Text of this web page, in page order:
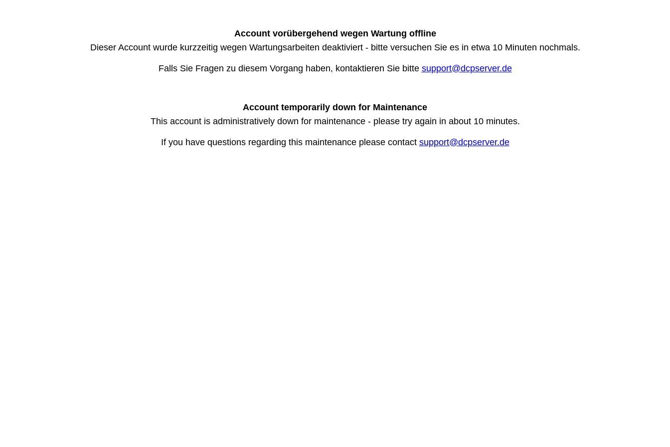
Account vorübergehend wegen Wartung offline
Dieser Account wurde kurzzeitig wegen Wartungsarbeiten deaktiviert - bitte versuchen Sie es in etwa 10 Minuten nochmals.
Falls Sie Fragen zu diesem Vorgang haben, kontaktieren Sie bitte support@dcpserver.de
Account temporarily down for Maintenance
This account is administratively down for maintenance - please try again in about 10 minutes.
If you have questions regarding this maintenance please contact support@dcpserver.de